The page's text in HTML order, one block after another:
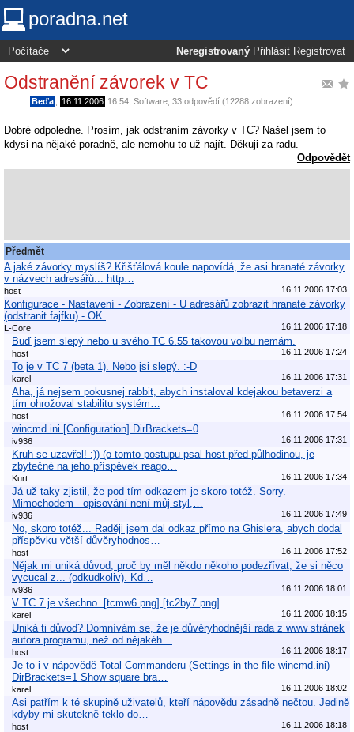
poradna.net
Neregistrovaný Přihlásit Registrovat
Odstranění závorek v TC
Beďa 16.11.2006 16:54 Software , 33 odpovědí (12288 zobrazení)
Dobré odpoledne. Prosím, jak odstraním závorky v TC? Našel jsem to
kdysi na nějaké poradně, ale nemohu to už najít. Děkuji za radu.
Odpovědět
Předmět
A jaké závorky myslíš? Křišťálová koule napovídá, že asi hranaté závorky
v názvech adresářů... http…
host 16.11.2006 17:03
Konfigurace - Nastavení - Zobrazení - U adresářů zobrazit hranaté závorky
(odstranit fajfku) - OK.
L-Core 16.11.2006 17:18
Buď jsem slepý nebo u svého TC 6.55 takovou volbu nemám.
host 16.11.2006 17:24
To je v TC 7 (beta 1). Nebo jsi slepý. :-D
karel 16.11.2006 17:31
Aha, já nejsem pokusnej rabbit, abych instaloval kdejakou betaverzi a
tím ohrožoval stabilitu systém…
host 16.11.2006 17:54
wincmd.ini [Configuration] DirBrackets=0
iv936 16.11.2006 17:31
Kruh se uzavřel! :)) (o tomto postupu psal host před půlhodinou, je
zbytečné na jeho příspěvek reago…
Kurt 16.11.2006 17:34
Já už taky zjistil, že pod tím odkazem je skoro totéž. Sorry.
Mimochodem - opisování není můj styl,…
iv936 16.11.2006 17:49
No, skoro totéž... Raději jsem dal odkaz přímo na Ghislera, abych dodal
příspěvku větší důvěryhodnos…
host 16.11.2006 17:52
Nějak mi uniká důvod, proč by měl někdo někoho podezřívat, že si něco
vycucal z... (odkudkoliv). Kd…
iv936 16.11.2006 18:01
V TC 7 je všechno. [tcmw6.png] [tc2by7.png]
karel 16.11.2006 18:15
Uniká ti důvod? Domnívám se, že je důvěryhodnější rada z www stránek
autora programu, než od nějakéh…
host 16.11.2006 18:17
Je to i v nápovědě Total Commanderu (Settings in the file wincmd.ini)
DirBrackets=1 Show square bra…
karel 16.11.2006 18:02
Asi patřím k té skupině uživatelů, kteří nápovědu zásadně nečtou. Jedině
kdyby mi skutekně teklo do…
host 16.11.2006 18:18